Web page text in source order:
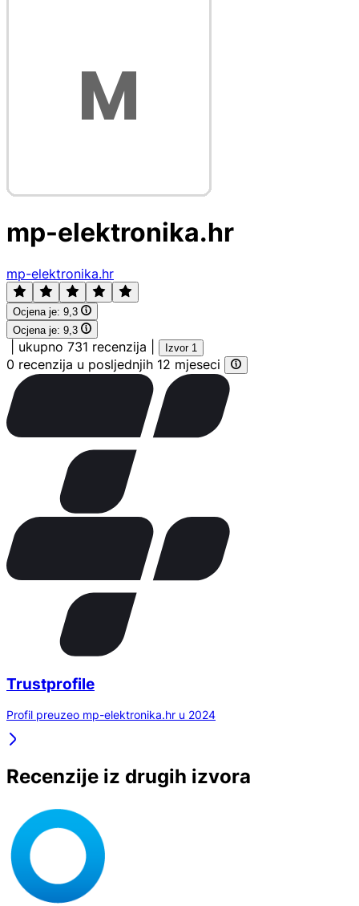
mp-elektronika.hr
mp-elektronika.hr
Ocjena je: 9,3
Ocjena je: 9,3
ukupno 731 recenzija Izvor 1
0 recenzija u posljednjih 12 mjeseci
Trustprofile
Profil preuzeo mp-elektronika.hr u 2024
Recenzije iz drugih izvora